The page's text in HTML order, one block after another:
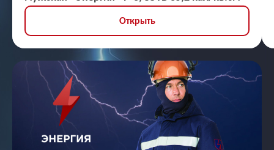
Открыть